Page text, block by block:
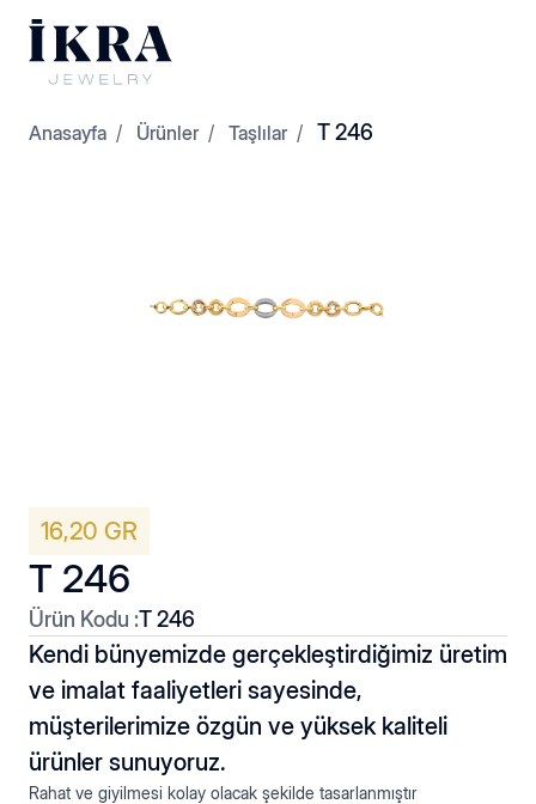
Düz Hallow
Anasayfa Ürünler Taşlılar T 246
16,20 GR
T 246
Ürün Kodu :T 246
Kendi bünyemizde gerçekleştirdiğimiz üretim
ve imalat faaliyetleri sayesinde,
müşterilerimize özgün ve yüksek kaliteli
ürünler sunuyoruz.
Rahat ve giyilmesi kolay olacak şekilde tasarlanmıştır